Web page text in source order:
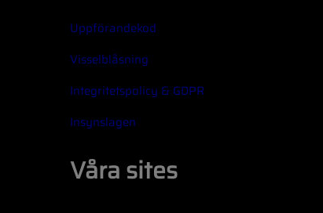
Uppförandekod
Visselblåsning
Integritetspolicy & GDPR
Insynslagen
Våra sites